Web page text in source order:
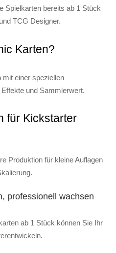
Spielkarten bereits ab 1 Stück
TCG Designer.
Karten?
mit einer speziellen
und Sammlerwert.
für Kickstarter
Produktion für kleine Auflagen
professionell wachsen
ab 1 Stück können Sie Ihr